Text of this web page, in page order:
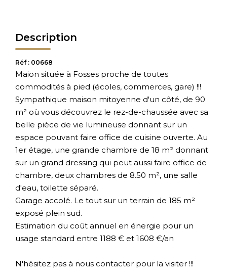
Description
Réf : 00668
Maion située à Fosses proche de toutes
commodités à pied (écoles, commerces, gare) !!!
Sympathique maison mitoyenne d'un côté, de 90
m² où vous découvrez le rez-de-chaussée avec sa
belle pièce de vie lumineuse donnant sur un
espace pouvant faire office de cuisine ouverte. Au
1er étage, une grande chambre de 18 m² donnant
sur un grand dressing qui peut aussi faire office de
chambre, deux chambres de 8.50 m², une salle
d'eau, toilette séparé.
Garage accolé. Le tout sur un terrain de 185 m²
exposé plein sud.
Estimation du coût annuel en énergie pour un
usage standard entre 1188 € et 1608 €/an
N'hésitez pas à nous contacter pour la visiter !!!